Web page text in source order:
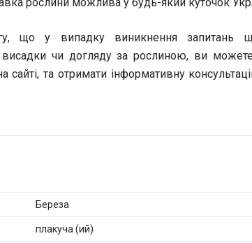
що у випадку виникнення запитань
висадки чи догляду за рослиною, ви
та отримати інформативну
Береза
плакуча (ий)